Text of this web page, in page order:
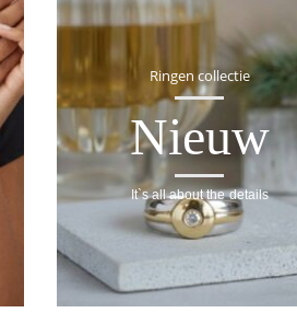
Ringen collectie
Nieuw
It`s all about the details